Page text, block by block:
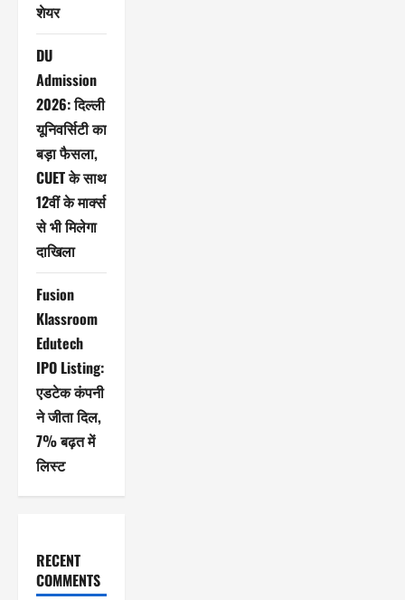
शेयर
DU
Admission
2026: दिल्ली
यूनिवर्सिटी का
बड़ा फैसला,
CUET के साथ
12वीं के मार्क्स
से भी मिलेगा
दाखिला
Fusion
Klassroom
Edutech
IPO Listing:
एडटेक कंपनी
ने जीता दिल,
7% बढ़त में
लिस्ट
RECENT
COMMENTS